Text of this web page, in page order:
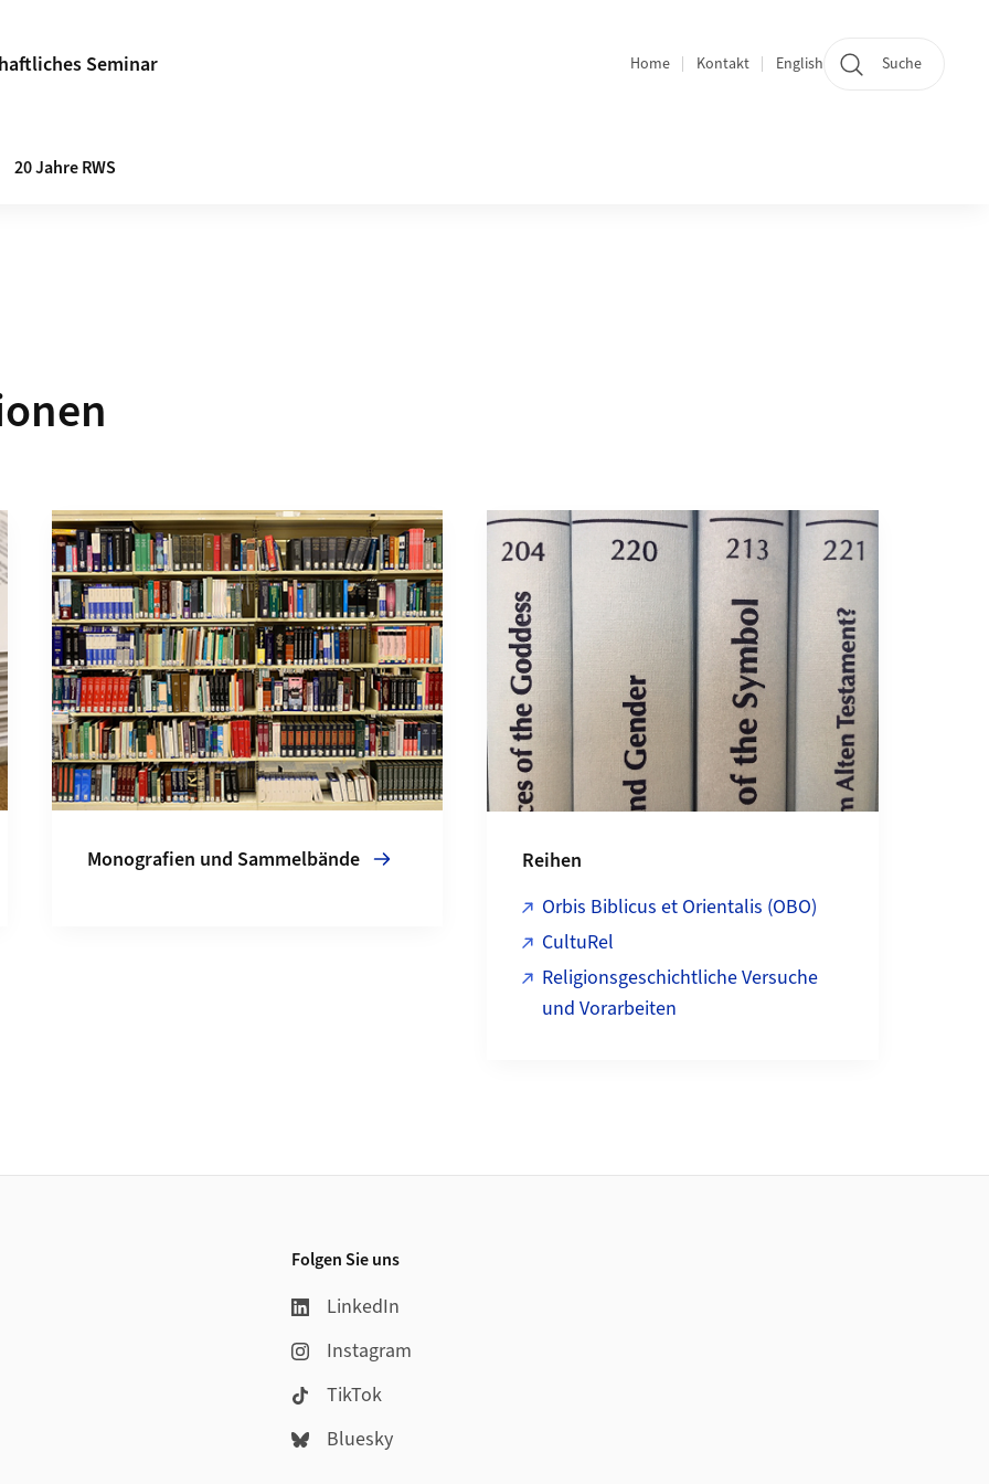
Seminar
Bereichsnavigation
Home Kontakt English Suche
20 Jahre RWS
Monografien und Sammelbände
Mehr zu Monografien und Sammelbände
Reihen
Orbis Biblicus et Orientalis (OBO)
CultuRel
Religionsgeschichtliche Versuche
und Vorarbeiten
Folgen Sie uns
LinkedIn
Instagram
TikTok
Bluesky